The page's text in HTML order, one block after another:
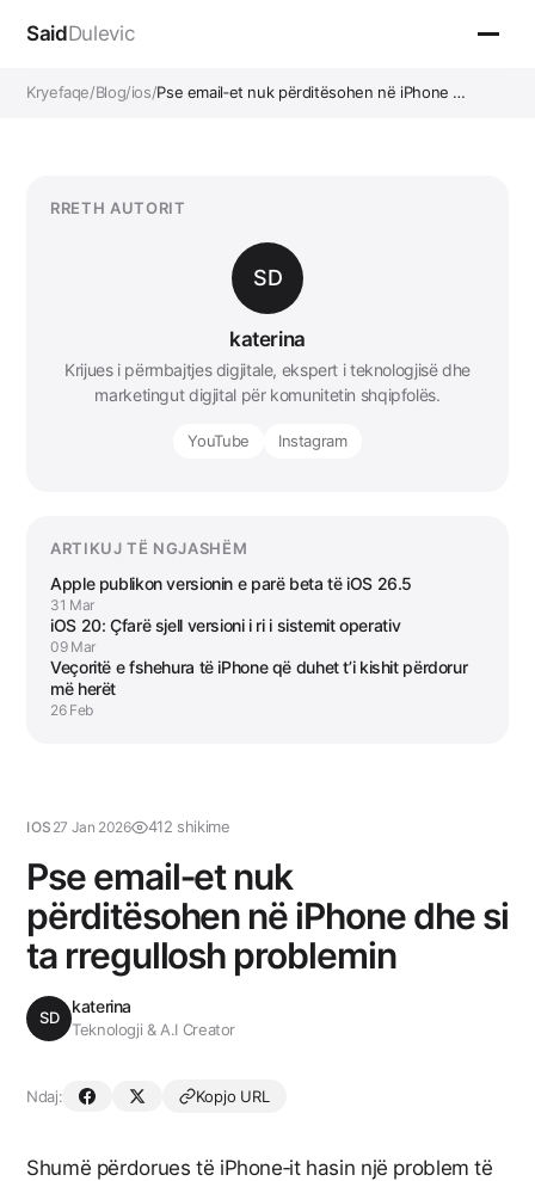
SaidDulevic
Kryefaqe/Blog/ios/Pse email‑et nuk përditësohen në iPhone …
IOS 27 Jan 2026 412 shikime
Pse email‑et nuk
përditësohen në iPhone dhe si
ta rregullosh problemin
SD
katerina
Teknologji & A.I Creator
Ndaj: Kopjo URL
Shumë përdorues të iPhone‑it hasin një problem të
RRETH AUTORIT
SD
katerina
Krijues i përmbajtjes digjitale, ekspert i teknologjisë dhe
marketingut digjital për komunitetin shqipfolës.
YouTube Instagram
ARTIKUJ TË NGJASHËM
Apple publikon versionin e parë beta të iOS 26.5
31 Mar
iOS 20: Çfarë sjell versioni i ri i sistemit operativ
09 Mar
Veçoritë e fshehura të iPhone që duhet t’i kishit përdorur
më herët
26 Feb